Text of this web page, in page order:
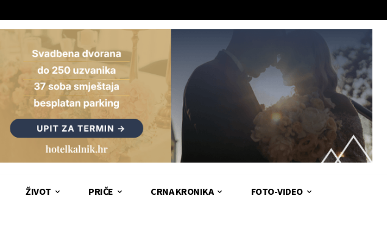
ŽIVOT PRIČE CRNA KRONIKA FOTO-VIDEO